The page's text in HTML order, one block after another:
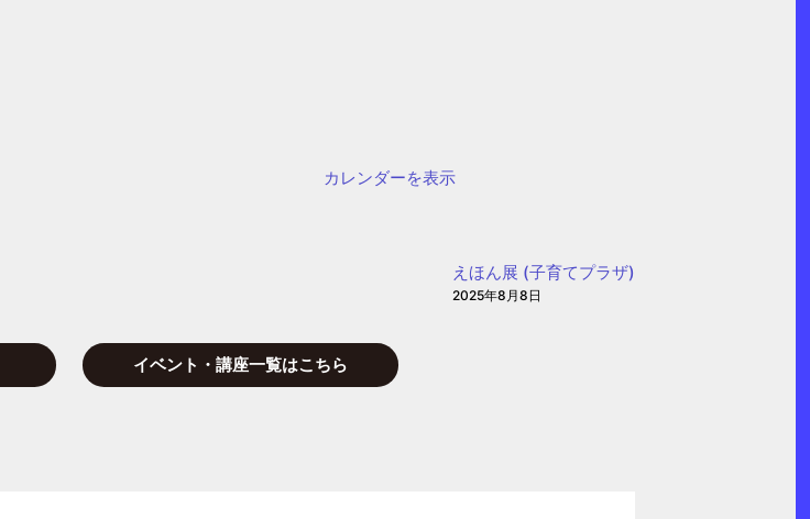
カレンダーを表示
えほん展 (子育てプラザ)
2025年8月8日
イベント・講座一覧はこちら